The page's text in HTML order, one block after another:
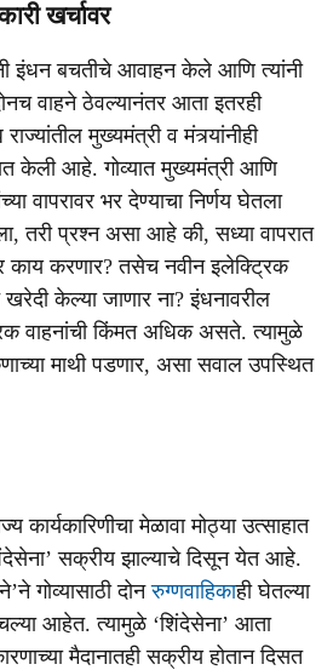
खर्चावर
इंधन बचतीचे आवाहन केले आणि त्यांनी
वाहने ठेवल्यानंतर आता इतरही
मुख्यमंत्री व मंत्र्यांनीही
केली आहे. गोव्यात मुख्यमंत्री आणि
वापरावर भर देण्याचा निर्णय घेतला
तरी प्रश्न असा आहे की, सध्या वापरात
काय करणार? तसेच नवीन इलेक्ट्रिक
केल्या जाणार ना? इंधनावरील
वाहनांची किंमत अधिक असते. त्यामुळे
माथी पडणार, असा सवाल उपस्थित
कार्यकारिणीचा मेळावा मोठ्या उत्साहात
सक्रीय झाल्याचे दिसून येत आहे.
गोव्यासाठी दोनरुग्णवाहिकाही घेतल्या
आहेत. त्यामुळे ‘शिंदेसेना’ आता
मैदानातही सक्रीय होतान दिसत